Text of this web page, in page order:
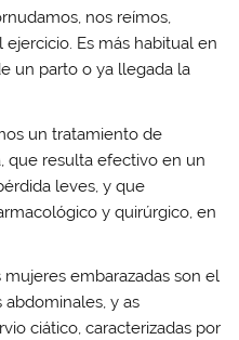
nos reímos,
Es más habitual en
un parto o ya llegada la
un tratamiento de
que resultaefectivo en un
leves, y que
y quirúrgico, en
mujeres embarazadasson el
abdominales,y as
ciático, caracterizadas por